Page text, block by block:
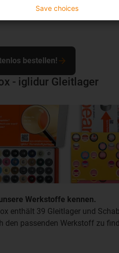
- iglidur Gleitlager
Werkstoffe kennen.
enthält 39 Gleitlager und
den passenden Werkstoff zu
bestellen!
Save choices